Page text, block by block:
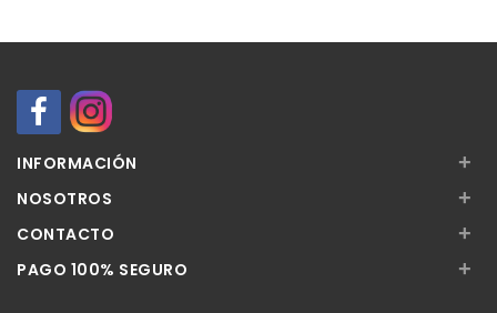
INFORMACIÓN +
NOSOTROS +
CONTACTO +
PAGO 100% SEGURO +